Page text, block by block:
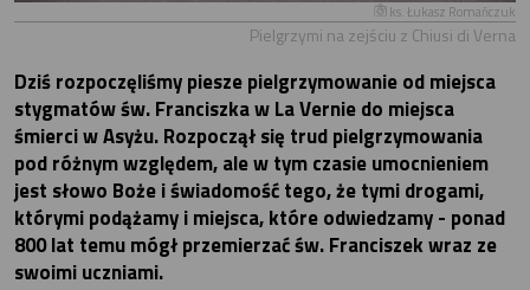
ks. Łukasz Romańczuk
Pielgrzymi na zejściu z Chiusi di Verna
Dziś rozpoczęliśmy piesze pielgrzymowanie od miejsca
stygmatów św. Franciszka w La Vernie do miejsca
śmierci w Asyżu. Rozpoczął się trud pielgrzymowania
pod różnym względem, ale w tym czasie umocnieniem
jest słowo Boże i świadomość tego, że tymi drogami,
którymi podążamy i miejsca, które odwiedzamy - ponad
800 lat temu mógł przemierzać św. Franciszek wraz ze
swoimi uczniami.